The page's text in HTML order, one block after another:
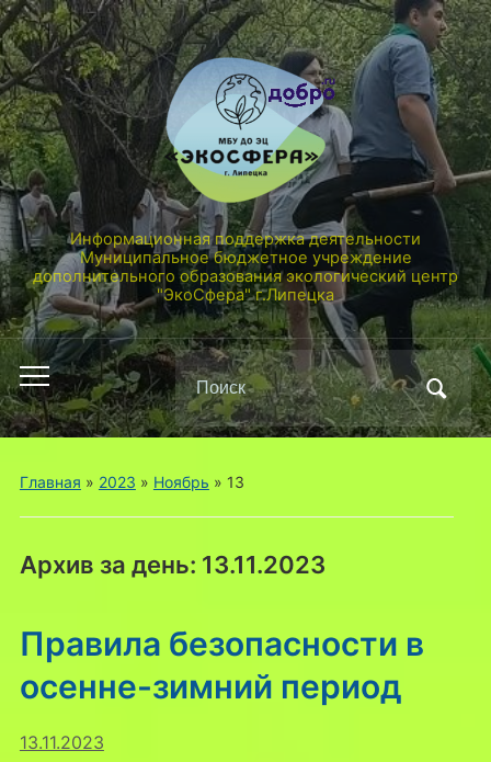
Информационная поддержка деятельности
Муниципальное бюджетное учреждение
дополнительного образования экологический центр
"ЭкоСфера" г.Липецка
Переключить
мобильное
меню
Поиск
по:
Главная » 2023 » Ноябрь » 13
Архив за день: 13.11.2023
Правила безопасности в
осенне-зимний период
13.11.2023